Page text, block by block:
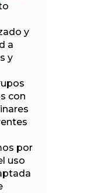
y
a
y
con
por
uso